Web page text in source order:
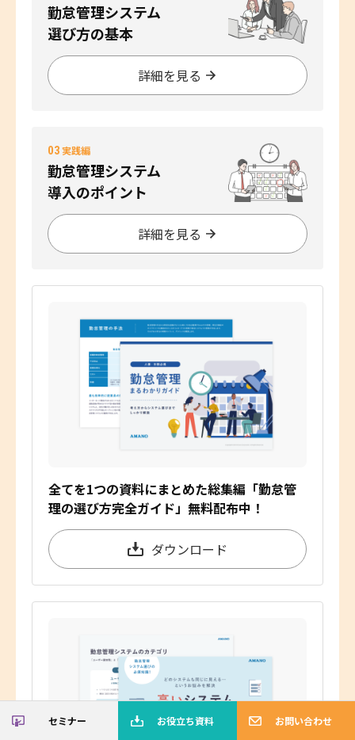
セミナー お役立ち資料 お問い合わせ
勤怠管理システム
選び方の基本
詳細を見る
03実践編
勤怠管理システム
導入のポイント
詳細を見る
全てを1つの資料にまとめた総集編「勤怠管
理の選び方完全ガイド」無料配布中！
ダウンロード